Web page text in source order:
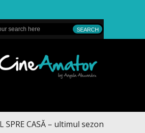
SPRE CASĂ – ultimul sezon te aduce la